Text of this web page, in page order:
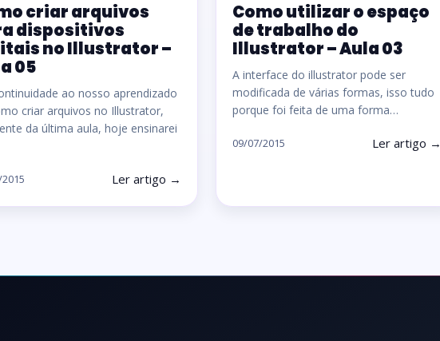
criar arquivos
dispositivos
no Illustrator –
05
ao nosso aprendizado
criar arquivos no Illustrator,
da última aula, hoje ensinarei
Ler artigo →
Como utilizar o espaço
de trabalho do
Illustrator – Aula 03
A interface do illustrator pode ser
modificada de várias formas, isso tudo
porque foi feita de uma forma…
09/07/2015 Ler artigo →